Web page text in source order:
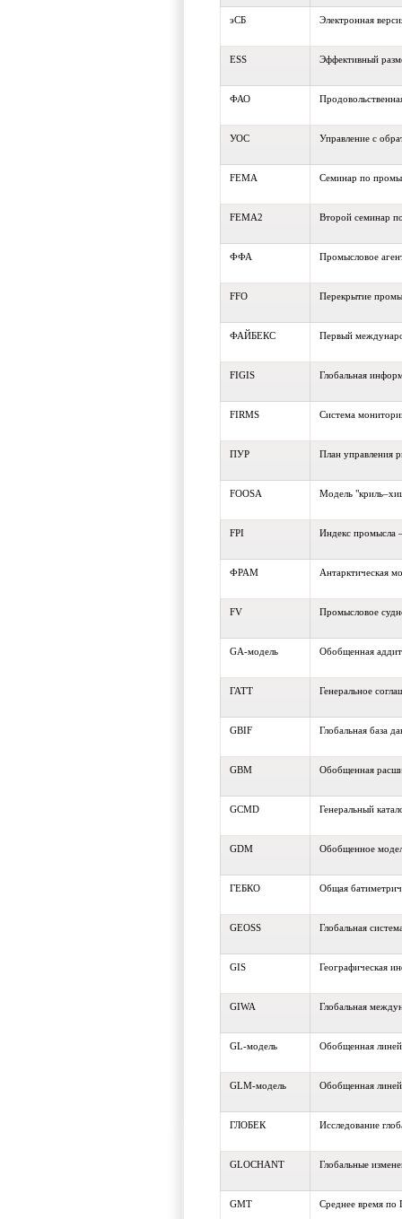
эСБ Электронная
ESS Эффективный
ФАО
УОС Управление с
FEMA Семинар по
FEMA2 Второй семинар
ФФА Промысловое
FFO Перекрытие
ФАЙБЕКС Первый
FIGIS Глобальная
FIRMS Система
ПУР План управления
FOOSA Модель
FPI Индекс промысла
ФРАМ Антарктическая
FV Промысловое
GA-модель Обобщенная
ГАТТ Генеральное
GBIF Глобальная база
GBM Обобщенная
GCMD Генеральный
GDM Обобщенное
ГЕБКО Общая
GEOSS Глобальная
GIS Географическая
GIWA Глобальная
GL-модель Обобщенная
GLM-модель Обобщенная
ГЛОБЕК Исследование
GLOCHANT Глобальные
GMT Среднее время по